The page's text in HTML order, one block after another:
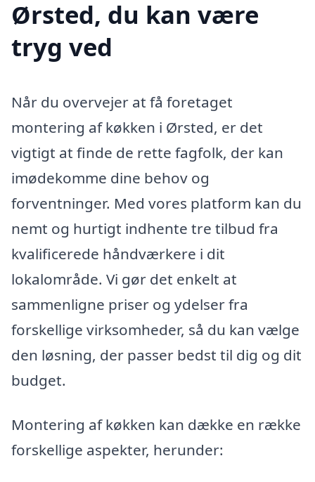
Ørsted, du kan være
tryg ved
Når du overvejer at få foretaget
montering af køkken i Ørsted, er det
vigtigt at finde de rette fagfolk, der kan
imødekomme dine behov og
forventninger. Med vores platform kan du
nemt og hurtigt indhente tre tilbud fra
kvalificerede håndværkere i dit
lokalområde. Vi gør det enkelt at
sammenligne priser og ydelser fra
forskellige virksomheder, så du kan vælge
den løsning, der passer bedst til dig og dit
budget.
Montering af køkken kan dække en række
forskellige aspekter, herunder: